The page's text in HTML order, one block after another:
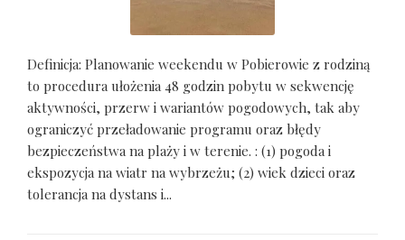
Definicja: Planowanie weekendu w Pobierowie z rodziną
to procedura ułożenia 48 godzin pobytu w sekwencję
aktywności, przerw i wariantów pogodowych, tak aby
ograniczyć przeładowanie programu oraz błędy
bezpieczeństwa na plaży i w terenie. : (1) pogoda i
ekspozycja na wiatr na wybrzeżu; (2) wiek dzieci oraz
tolerancja na dystans i...